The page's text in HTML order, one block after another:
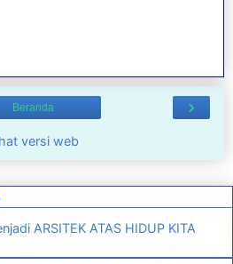
›
Beranda
versi web
ARSITEK ATAS HIDUP KITA